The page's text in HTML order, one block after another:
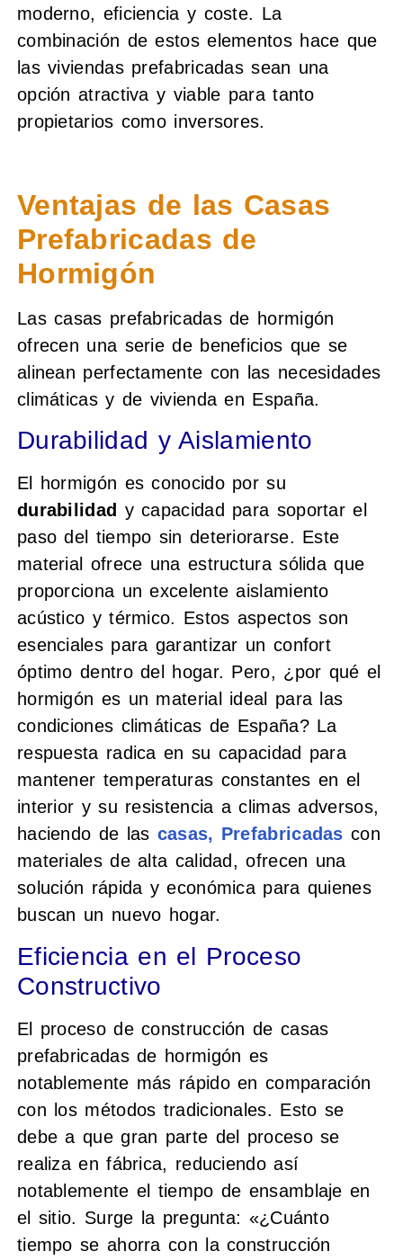
moderno, eficiencia y coste. La
combinación de estos elementos hace que
las viviendas prefabricadas sean una
opción atractiva y viable para tanto
propietarios como inversores.
Ventajas de las Casas
Prefabricadas de
Hormigón
Las casas prefabricadas de hormigón
ofrecen una serie de beneficios que se
alinean perfectamente con las necesidades
climáticas y de vivienda en España.
Durabilidad y Aislamiento
El hormigón es conocido por su
durabilidad y capacidad para soportar el
paso del tiempo sin deteriorarse. Este
material ofrece una estructura sólida que
proporciona un excelente aislamiento
acústico y térmico. Estos aspectos son
esenciales para garantizar un confort
óptimo dentro del hogar. Pero, ¿por qué el
hormigón es un material ideal para las
condiciones climáticas de España? La
respuesta radica en su capacidad para
mantener temperaturas constantes en el
interior y su resistencia a climas adversos,
haciendo de las casas, Prefabricadas con
materiales de alta calidad, ofrecen una
solución rápida y económica para quienes
buscan un nuevo hogar.
Eficiencia en el Proceso
Constructivo
El proceso de construcción de casas
prefabricadas de hormigón es
notablemente más rápido en comparación
con los métodos tradicionales. Esto se
debe a que gran parte del proceso se
realiza en fábrica, reduciendo así
notablemente el tiempo de ensamblaje en
el sitio. Surge la pregunta: «¿Cuánto
tiempo se ahorra con la construcción